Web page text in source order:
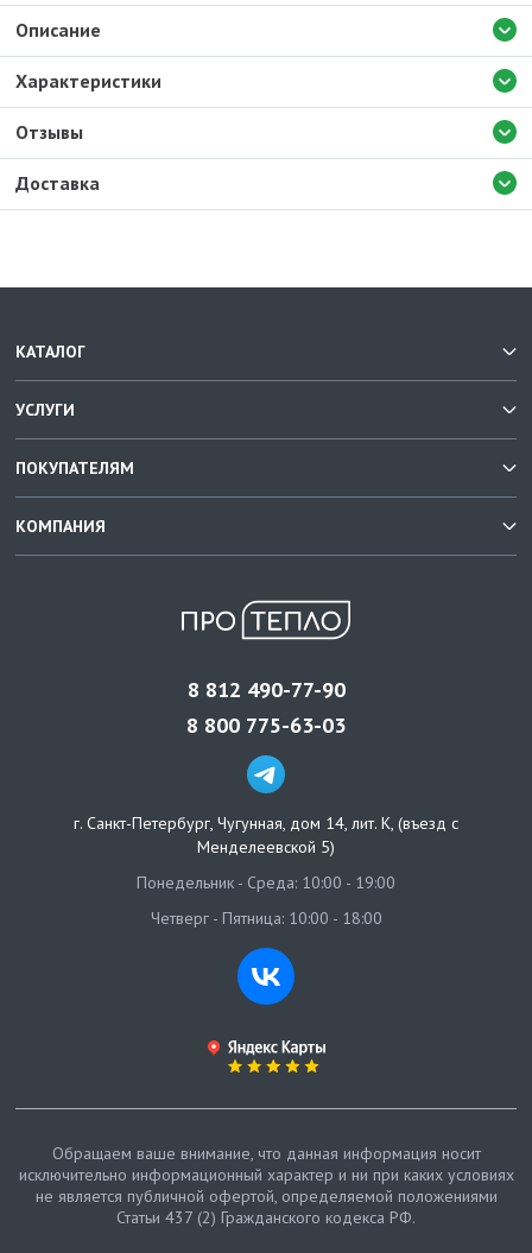
Доставка
Описание
Характеристики
Отзывы
КАТАЛОГ
УСЛУГИ
ПОКУПАТЕЛЯМ
КОМПАНИЯ
8 812 490-77-90
8 800 775-63-03
г. Санкт-Петербург, Чугунная, дом 14, лит. К, (въезд с
Менделеевской 5)
Понедельник - Среда: 10:00 - 19:00
Четверг - Пятница: 10:00 - 18:00
Обращаем ваше внимание, что данная информация носит
исключительно информационный характер и ни при каких условиях
не является публичной офертой, определяемой положениями
Статьи 437 (2) Гражданского кодекса РФ.